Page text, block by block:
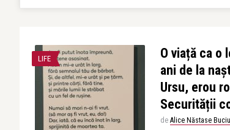
LIFE
O viață ca o
ani de la
Ursu, erou
Securității
de Alice Năstase